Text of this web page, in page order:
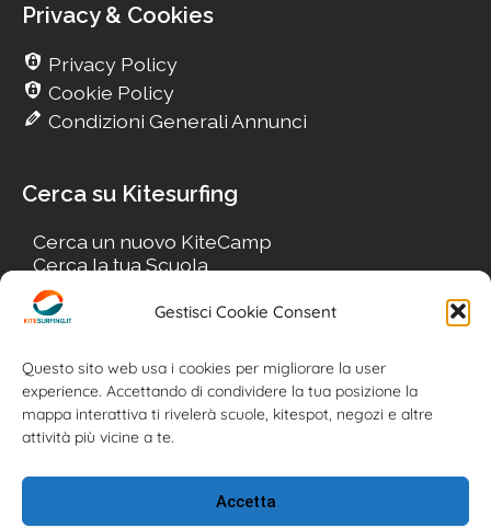
Gestisci Cookie Consent
Questo sito web usa i cookies per migliorare la user
experience. Accettando di condividere la tua posizione la
mappa interattiva ti rivelerà scuole, kitespot, negozi e altre
attività più vicine a te.
Accetta
Privacy & Cookies
Privacy Policy
Cookie Policy
Condizioni Generali Annunci
Cerca su Kitesurfing
Cerca un nuovo KiteCamp
Cerca la tua Scuola
Cerca il tuo KiteSpot
Cerca Accommodation
Cerca il tuo Usato